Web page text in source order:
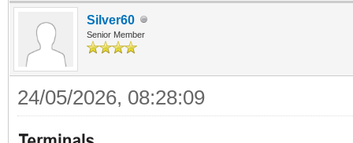
Silver60
Senior Member
24/05/2026, 08:28:09